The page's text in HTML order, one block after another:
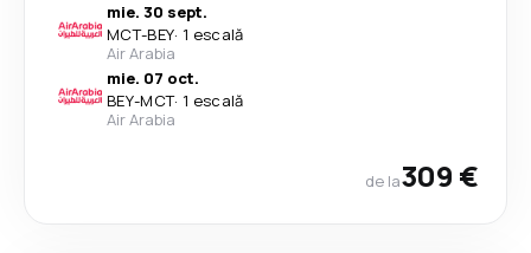
mie. 30 sept.
MCT-BEY· 1 escală
Air Arabia
mie. 07 oct.
BEY-MCT· 1 escală
Air Arabia
de la309 €